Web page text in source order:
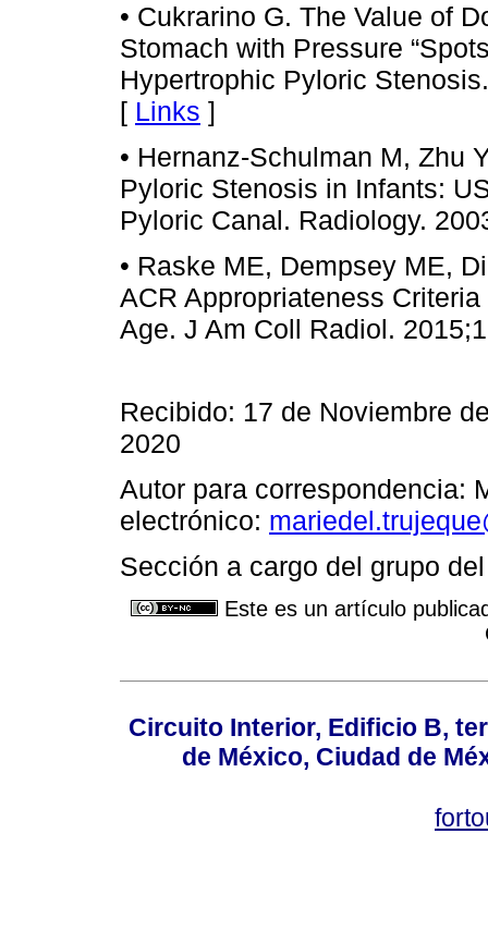
• Cukrarino G. The Value of
Stomach with Pressure
Hypertrophic Pyloric
[ Links ]
• Hernanz-Schulman M, Zhu
Pyloric Stenosis in Infants:
Pyloric Canal. Radiology.
• Raske ME, Dempsey ME,
ACR Appropriateness
Age. J Am Coll Radiol.
Recibido: 17 de Noviembre
2020
Autor para correspondencia:
electrónico:
Sección a cargo del grupo
Este es un artículo
Circuito Interior, Edificio B,
de México, Ciudad de